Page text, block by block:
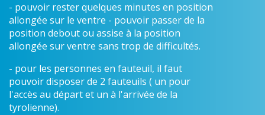
- pouvoir rester quelques minutes en position
allongée sur le ventre - pouvoir passer de la
position debout ou assise à la position
allongée sur ventre sans trop de difficultés.
- pour les personnes en fauteuil, il faut
pouvoir disposer de 2 fauteuils ( un pour
l'accès au départ et un à l'arrivée de la
tyrolienne).